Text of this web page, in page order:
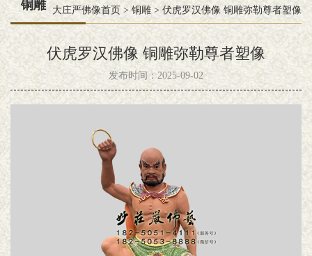
铜雕 大庄严佛像首页 > 铜雕 > 伏虎罗汉佛像 铜雕弥勒尊者塑像
伏虎罗汉佛像 铜雕弥勒尊者塑像
发布时间：2025-09-02